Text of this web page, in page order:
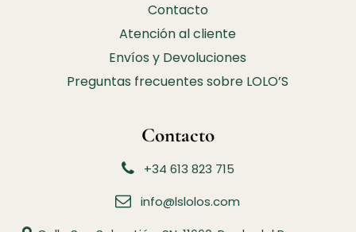
Contacto
Atención al cliente
Envíos y Devoluciones
Preguntas frecuentes sobre LOLO’S
Contacto
+34 613 823 715
info@lslolos.com